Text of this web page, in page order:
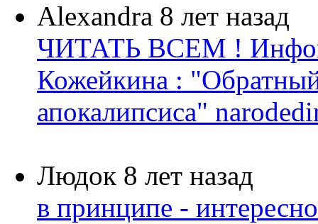
Alexandra 8 лет назад
ЧИТАТЬ ВСЕМ !
Кожейкина : "Обратный
апокалипсиса"
Людок 8 лет назад
в принципе -